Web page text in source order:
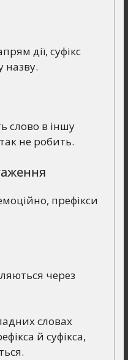
дії, суфікс
назву.
слово в іншу
не робить.
префікси
через
словах
й суфікса,